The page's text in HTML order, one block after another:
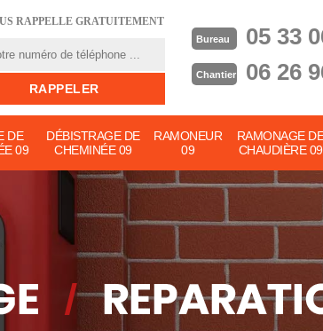
RAPPELLE GRATUITEMENT
Bureau 05 33
Chantier 06 26
DE
09
DÉBISTRAGE DE
CHEMINÉE 09
RAMONEUR
09
RAMONAGE
CHAUDIÈRE 09